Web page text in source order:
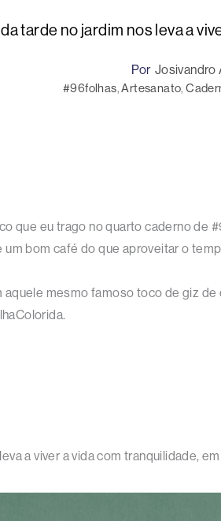
tarde no jardim nos leva a
Por Josivandro
#96folhas, Artesanato,
que eu trago no quarto caderno de
um bom café do que aproveitar o
mesmo famoso toco de giz
a viver a vida com tranquilidade,